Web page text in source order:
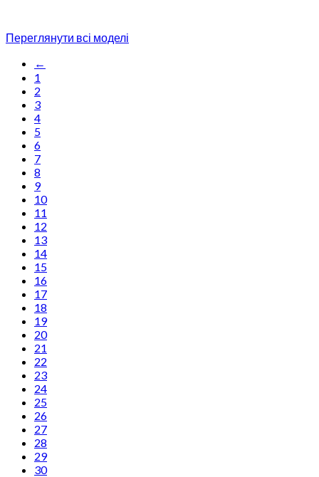
Переглянути всі моделі
←
1
2
3
4
5
6
7
8
9
10
11
12
13
14
15
16
17
18
19
20
21
22
23
24
25
26
27
28
29
30